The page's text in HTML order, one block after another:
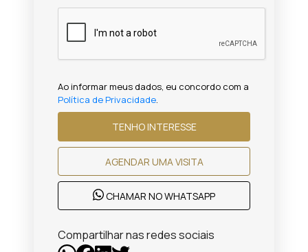
Ao informar meus dados, eu concordo com a
Política de Privacidade.
TENHO INTERESSE
AGENDAR UMA VISITA
CHAMAR NO WHATSAPP
Compartilhar nas redes sociais